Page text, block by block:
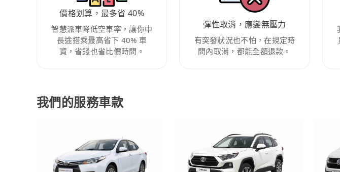
價格划算，最多省 40%
智慧派車降低空車率，讓你中
長途搭乘最高省下 40% 車
資，省錢也省比價時間。
彈性取消，應變無壓力
有突發狀況也不怕，在規定時
間內取消，都能全額退款。
我們的服務車款